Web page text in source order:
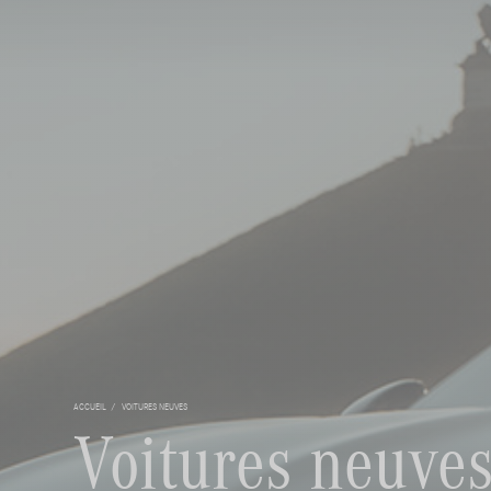
ACCUEIL VOITURES NEUVES
Voitures